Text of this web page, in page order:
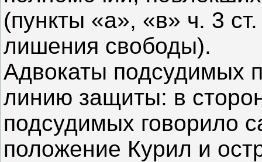
(пункты «а», «в» ч. 3
лишения свободы).
Адвокаты подсудимых
линию защиты: в
подсудимых говорило
положение Курил и